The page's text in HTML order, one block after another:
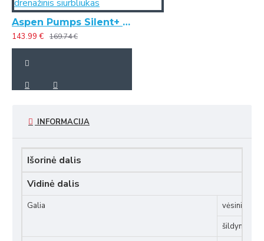
Aspen Pumps Silent+ Mini Lime be lovelio kondicionieriaus drenažinis siurbliukas
143.99 € 169.74 €
INFORMACIJA
Išorinė dalis
Vidinė dalis
Galia
vėsinimas,
šildymas,